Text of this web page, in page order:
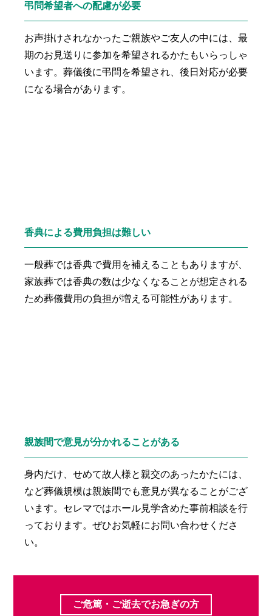
弔問希望者への配慮が必要
お声掛けされなかったご親族やご友人の中には、最
期のお見送りに参加を希望されるかたもいらっしゃ
います。葬儀後に弔問を希望され、後日対応が必要
になる場合があります。
香典による費用負担は難しい
一般葬では香典で費用を補えることもありますが、
家族葬では香典の数は少なくなることが想定される
ため葬儀費用の負担が増える可能性があります。
親族間で意見が分かれることがある
身内だけ、せめて故人様と親交のあったかたには、
など葬儀規模は親族間でも意見が異なることがござ
います。セレマではホール見学含めた事前相談を行
っております。ぜひお気軽にお問い合わせくださ
い。
ご危篤・ご逝去でお急ぎの方